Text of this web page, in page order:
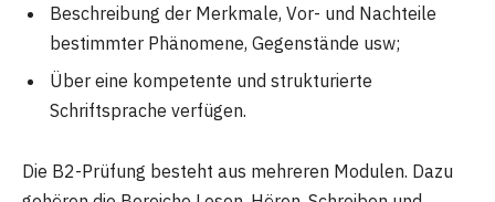
Beschreibung der Merkmale, Vor- und Nachteile
bestimmter Phänomene, Gegenstände usw;
Über eine kompetente und strukturierte
Schriftsprache verfügen.
Die B2-Prüfung besteht aus mehreren Modulen. Dazu